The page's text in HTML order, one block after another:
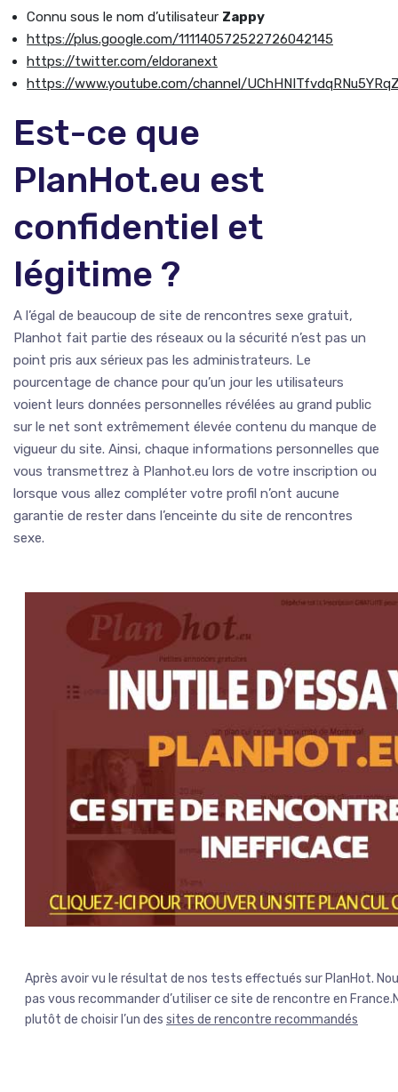
Connu sous le nom d’utilisateur Zappy
https://plus.google.com/111140572522726042145
https://twitter.com/eldoranext
https://www.youtube.com/channel/
Est-ce que
PlanHot.eu est
confidentiel et
légitime ?
A l’égal de beaucoup de site de rencontres sexe gratuit,
Planhot fait partie des réseaux ou la sécurité n’est pas un
point pris aux sérieux pas les administrateurs. Le
pourcentage de chance pour qu’un jour les utilisateurs
voient leurs données personnelles révélées au grand public
sur le net sont extrêmement élevée contenu du manque de
vigueur du site. Ainsi, chaque informations personnelles que
vous transmettrez à Planhot.eu lors de votre inscription ou
lorsque vous allez compléter votre profil n’ont aucune
garantie de rester dans l’enceinte du site de rencontres
sexe.
Après avoir vu le résultat de nos tests effectués sur PlanHot.
pas vous recommander d’utiliser ce site de rencontre en
plutôt de choisir l’un des sites de rencontre recommandés